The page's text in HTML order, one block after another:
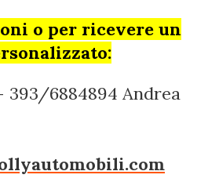
o per ricevere un
393/6884894 Andrea